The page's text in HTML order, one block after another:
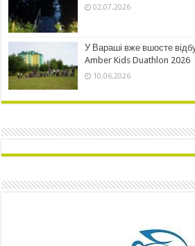
02.07.2026
У Вараші вже вшосте
Amber Kids Duathlon 2026
10.06.2026